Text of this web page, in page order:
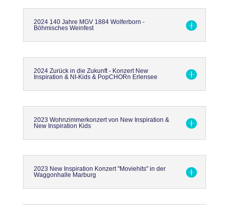
2024 140 Jahre MGV 1884 Wolferborn -
Böhmisches Weinfest
2024 Zurück in die Zukunft - Konzert New
Inspiration & NI-Kids & PopCHORn Erlensee
2023 Wohnzimmerkonzert von New Inspiration &
New Inspiration Kids
2023 New Inspiration Konzert "Moviehits" in der
Waggonhalle Marburg